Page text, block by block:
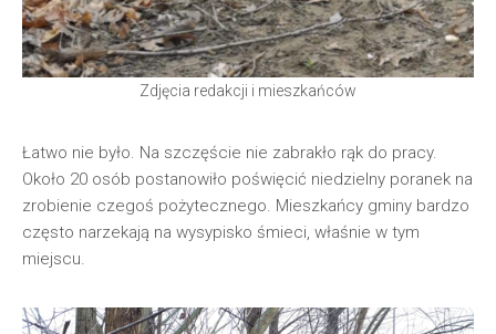
Zdjęcia redakcji i mieszkańców
Łatwo nie było. Na szczęście nie zabrakło rąk do pracy.
Około 20 osób postanowiło poświęcić niedzielny poranek na
zrobienie czegoś pożytecznego. Mieszkańcy gminy bardzo
często narzekają na wysypisko śmieci, właśnie w tym
miejscu.